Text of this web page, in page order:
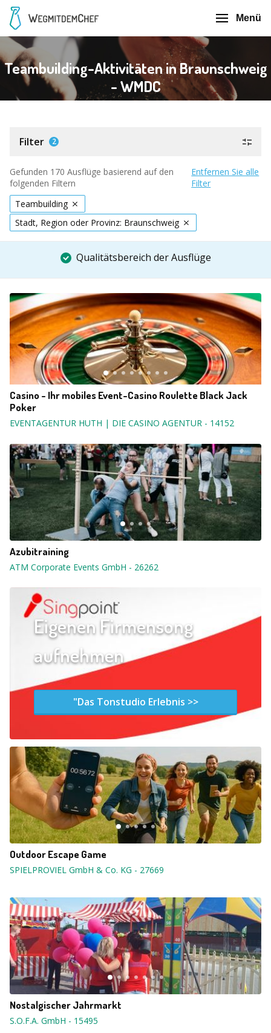
Menü
Teambuilding-Aktivitäten in Braunschweig
- WMDC
Filter 2
Gefunden 170 Ausflüge basierend auf den
folgenden Filtern
Entfernen Sie alle
Filter
Teambuilding
Stadt, Region oder Provinz: Braunschweig
Qualitätsbereich der Ausflüge
Casino - Ihr mobiles Event-Casino Roulette Black Jack
Poker
EVENTAGENTUR HUTH | DIE CASINO AGENTUR - 14152
Azubitraining
ATM Corporate Events GmbH - 26262
Eigenen Firmensong
aufnehmen
"Das Tonstudio Erlebnis >>
Outdoor Escape Game
SPIELPROVIEL GmbH & Co. KG - 27669
Nostalgischer Jahrmarkt
S.O.F.A. GmbH - 15495